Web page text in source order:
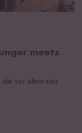
meets
vor allem eins